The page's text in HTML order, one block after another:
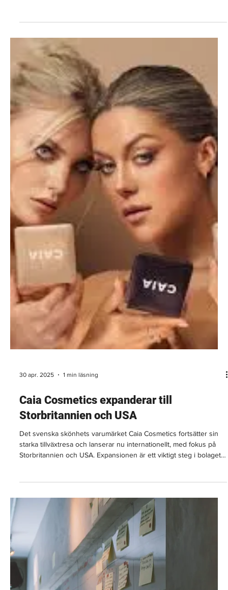
6 dec. 2025 2 min läsning
Forskare testade en grupp professionella anställda och upptäckte
ett statistiskt bevisat sätt att mäta och förbättra motståndskraften.
De utvecklade 6 nyckelprinciper som är värdefulla för att hantera
osäkerhet och snabbare anpassa sig till motgångar och
utmaningar.